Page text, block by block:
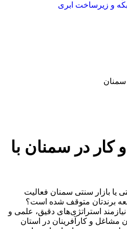
و زیرساخت ابری
در سمنان با
یا بازار سنتی سمنان فعالیت
برندتان متوقف شده است؟
استراتژی‌های دقیق، علمی و
مشاغل و کارآفرینان در استان